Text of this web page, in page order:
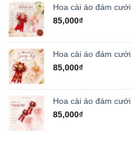
Hoa cài áo đám cưới
85,000₫
Hoa cài áo đám cưới
85,000₫
Hoa cài áo đám cưới
85,000₫